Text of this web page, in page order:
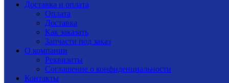
Доставка и оплата
Оплата
Доставка
Как заказать
Запчасти под заказ
О компании
Реквизиты
Соглашение о конфиденциальности
Контакты